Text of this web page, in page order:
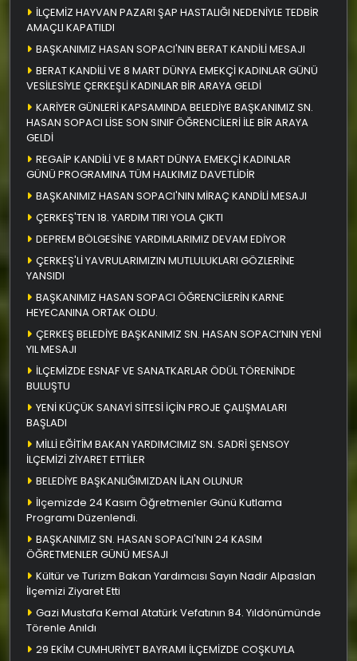
İLÇEMİZ HAYVAN PAZARI ŞAP HASTALIĞI NEDENİYLE TEDBİR
AMAÇLI KAPATILDI
BAŞKANIMIZ HASAN SOPACI'NIN BERAT KANDİLİ MESAJI
BERAT KANDİLİ VE 8 MART DÜNYA EMEKÇİ KADINLAR GÜNÜ
VESİLESİYLE ÇERKEŞLİ KADINLAR BİR ARAYA GELDİ
KARİYER GÜNLERİ KAPSAMINDA BELEDİYE BAŞKANIMIZ SN.
HASAN SOPACI LİSE SON SINIF ÖĞRENCİLERİ İLE BİR ARAYA
GELDİ
REGAİP KANDİLİ VE 8 MART DÜNYA EMEKÇİ KADINLAR
GÜNÜ PROGRAMINA TÜM HALKIMIZ DAVETLİDİR
BAŞKANIMIZ HASAN SOPACI'NIN MİRAÇ KANDİLİ MESAJI
ÇERKEŞ'TEN 18. YARDIM TIRI YOLA ÇIKTI
DEPREM BÖLGESİNE YARDIMLARIMIZ DEVAM EDİYOR
ÇERKEŞ'Lİ YAVRULARIMIZIN MUTLULUKLARI GÖZLERİNE
YANSIDI
BAŞKANIMIZ HASAN SOPACI ÖĞRENCİLERİN KARNE
HEYECANINA ORTAK OLDU.
ÇERKEŞ BELEDİYE BAŞKANIMIZ SN. HASAN SOPACI’NIN YENİ
YIL MESAJI
İLÇEMİZDE ESNAF VE SANATKARLAR ÖDÜL TÖRENİNDE
BULUŞTU
YENİ KÜÇÜK SANAYİ SİTESİ İÇİN PROJE ÇALIŞMALARI
BAŞLADI
MİLLİ EĞİTİM BAKAN YARDIMCIMIZ SN. SADRİ ŞENSOY
İLÇEMİZİ ZİYARET ETTİLER
BELEDİYE BAŞKANLIĞIMIZDAN İLAN OLUNUR
İlçemizde 24 Kasım Öğretmenler Günü Kutlama
Programı Düzenlendi.
BAŞKANIMIZ SN. HASAN SOPACI'NIN 24 KASIM
ÖĞRETMENLER GÜNÜ MESAJI
Kültür ve Turizm Bakan Yardımcısı Sayın Nadir Alpaslan
İlçemizi Ziyaret Etti
Gazi Mustafa Kemal Atatürk Vefatının 84. Yıldönümünde
Törenle Anıldı
29 EKİM CUMHURİYET BAYRAMI İLÇEMİZDE COŞKUYLA